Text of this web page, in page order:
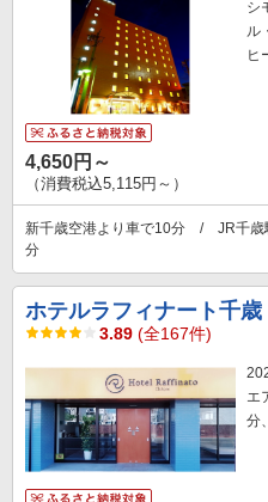
シ
ル
ヒ
4,650円～
（消費税込5,115円～）
新千歳空港より車で10分 / JR千
分
ホテルラフィナート千歳
3.89 (全167件)
エ
分